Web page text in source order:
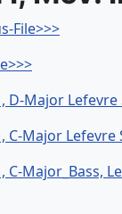
File>>>
, D-Major
C-Major
C-Major_Bass,